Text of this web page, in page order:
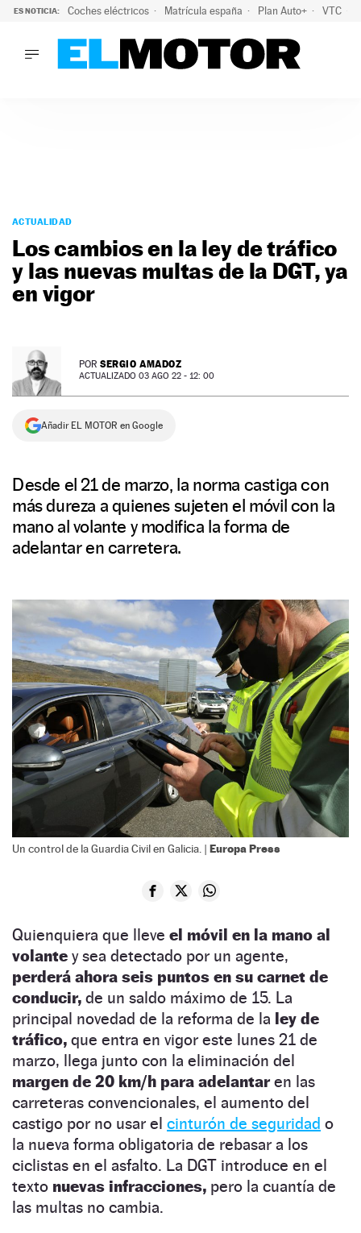
ES NOTICIA: Coches eléctricos Matrícula españa Plan Auto+ VTC
PODCAST
MOTOS
TECNOLOGÍA
SUPERCOCHES
SERVICIOS
NEWSLETTER
SÍGUENOS
ACTUALIDAD
Los cambios en la ley de tráfico
y las nuevas multas de la DGT, ya
en vigor
POR SERGIO AMADOZ
ACTUALIZADO 03 AGO 22 - 12: 00
Añadir EL MOTOR en Google
Desde el 21 de marzo, la norma castiga con
más dureza a quienes sujeten el móvil con la
mano al volante y modifica la forma de
adelantar en carretera.
Un control de la Guardia Civil en Galicia. | Europa Press
Quienquiera que lleve el móvil en la mano al
volante y sea detectado por un agente,
perderá ahora seis puntos en su carnet de
conducir, de un saldo máximo de 15. La
principal novedad de la reforma de la ley de
tráfico, que entra en vigor este lunes 21 de
marzo, llega junto con la eliminación del
margen de 20 km/h para adelantaren las
carreteras convencionales, el aumento del
castigo por no usar el cinturón de seguridad o
la nueva forma obligatoria de rebasar a los
ciclistas en el asfalto. La DGT introduce en el
texto nuevas infracciones, pero la cuantía de
las multas no cambia.